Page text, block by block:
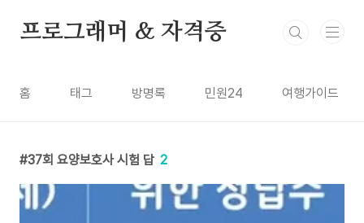
프로그래머 & 자격증
홈 태그 방명록 민원24 여행가이드
37회 요양보호사 시험 답 2